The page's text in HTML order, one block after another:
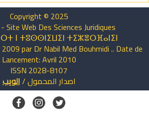
Copyright © 2025
Site Web Des Sciences Juridiques
ⵏ ⵜⵓⵙⵙⵏⵉⵡⵉⵏ ⵜⵉⵣⴻⵔⴼⴰⵏⵉⵏ
par Dr Nabil Med Bouhmidi .. Date de
Lancement: Avril 2010
ISSN 2028-8107
اصدار المحمول/الويب